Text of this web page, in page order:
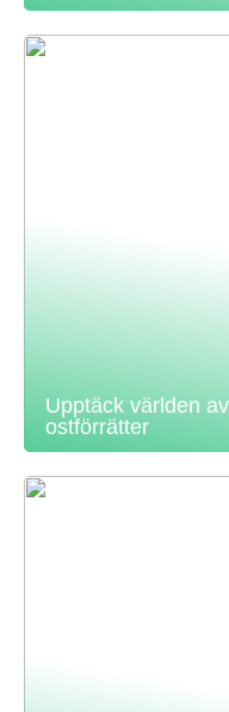
Upptäck världen av
ostförrätter